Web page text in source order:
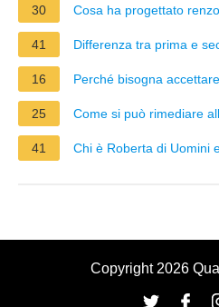
30
Cosa ha progettato
41 Differenza tra prima e
16 Perché bisogna
25 Come si può rimediare
41 Chi è Roberta di Uomini
Copyright 2026